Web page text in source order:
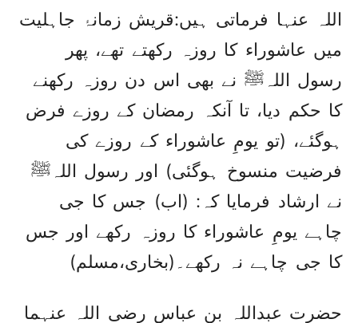
اللہ عنہا فرماتی ہیں:قریش زمانۂ جاہلیت
میں عاشوراء کا روزہ رکھتے تھے، پھر
رسول اللہﷺ نے بھی اس دن روزہ رکھنے
کا حکم دیا، تا آنکہ رمضان کے روزے فرض
ہوگئے، (تو یومِ عاشوراء کے روزے کی
فرضیت منسوخ ہوگئی) اور رسول اللہﷺ
نے ارشاد فرمایا کہ: (اب) جس کا جی
چاہے یومِ عاشوراء کا روزہ رکھے اور جس
کا جی چاہے نہ رکھے۔(بخاری،مسلم)
حضرت عبداللہ بن عباس رضی اللہ عنہما